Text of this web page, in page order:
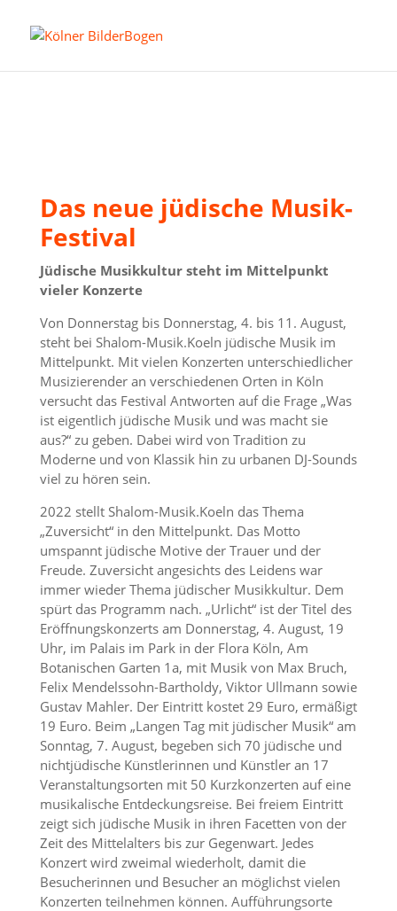
Das neue jüdische Musik-
Festival
Jüdische Musikkultur steht im Mittelpunkt
vieler Konzerte
Von Donnerstag bis Donnerstag, 4. bis 11. August,
steht bei Shalom-Musik.Koeln jüdische Musik im
Mittelpunkt. Mit vielen Konzerten unterschiedlicher
Musizierender an verschiedenen Orten in Köln
versucht das Festival Antworten auf die Frage „Was
ist eigentlich jüdische Musik und was macht sie
aus?“ zu geben. Dabei wird von Tradition zu
Moderne und von Klassik hin zu urbanen DJ-Sounds
viel zu hören sein.
2022 stellt Shalom-Musik.Koeln das Thema
„Zuversicht“ in den Mittelpunkt. Das Motto
umspannt jüdische Motive der Trauer und der
Freude. Zuversicht angesichts des Leidens war
immer wieder Thema jüdischer Musikkultur. Dem
spürt das Programm nach. „Urlicht“ ist der Titel des
Eröffnungskonzerts am Donnerstag, 4. August, 19
Uhr, im Palais im Park in der Flora Köln, Am
Botanischen Garten 1a, mit Musik von Max Bruch,
Felix Mendelssohn-Bartholdy, Viktor Ullmann sowie
Gustav Mahler. Der Eintritt kostet 29 Euro, ermäßigt
19 Euro. Beim „Langen Tag mit jüdischer Musik“ am
Sonntag, 7. August, begeben sich 70 jüdische und
nichtjüdische Künstlerinnen und Künstler an 17
Veranstaltungsorten mit 50 Kurzkonzerten auf eine
musikalische Entdeckungsreise. Bei freiem Eintritt
zeigt sich jüdische Musik in ihren Facetten von der
Zeit des Mittelalters bis zur Gegenwart. Jedes
Konzert wird zweimal wiederholt, damit die
Besucherinnen und Besucher an möglichst vielen
Konzerten teilnehmen können. Aufführungsorte